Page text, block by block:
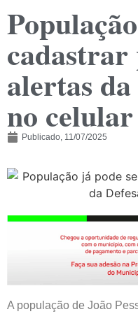
alertas
no celular
Publicado, 11/07/2025
A população de João